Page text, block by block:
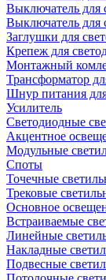
Выключатель для
Выключатель для
Заглушки для
Крепеж для
Монтажный
Трансформатор
Шнур питания
Усилитель
Светодиодные
Акцентное
Модульные
Споты
Точечные
Трековые
Основное
Встраиваемые
Линейные
Накладные
Подвесные